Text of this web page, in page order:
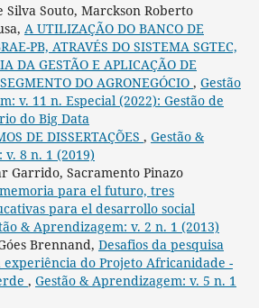
Silva Souto, Marckson Roberto
A UTILIZAÇÃO DO BANCO DE
PB, ATRAVÉS DO SISTEMA SGTEC,
DA GESTÃO E APLICAÇÃO DE
DO AGRONEGÓCIO , Gestão
v. 11 n. Especial (2022): Gestão de
do Big Data
DE DISSERTAÇÕES , Gestão &
8 n. 1 (2019)
Garrido, Sacramento Pinazo
para el futuro, tres
para el desarrollo social
& Aprendizagem: v. 2 n. 1 (2013)
Brennand, Desafios da pesquisa
do Projeto Africanidade -
, Gestão & Aprendizagem: v. 5 n. 1